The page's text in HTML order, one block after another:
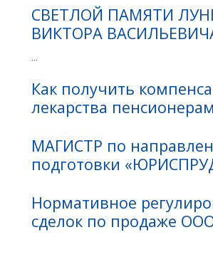
СВЕТЛОЙ ПАМЯТИ
ВИКТОРА
Как получить
лекарства пенсионерам
МАГИСТР по
подготовки
Нормативное
сделок по продаже